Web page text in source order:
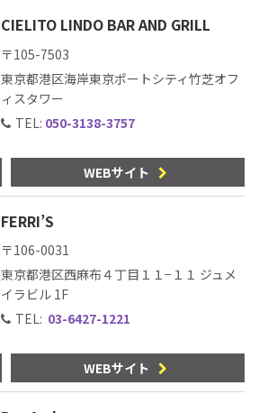
CIELITO LINDO BAR AND GRILL
〒105-7503
東京都港区海岸東京ポートシティ竹芝オフ
ィスタワー
TEL: 050-3138-3757
WEBサイト
FERRI’S
〒106-0031
東京都港区西麻布４丁目１１−１１ ジュメ
イラビル 1F
TEL: 03-6427-1221
WEBサイト